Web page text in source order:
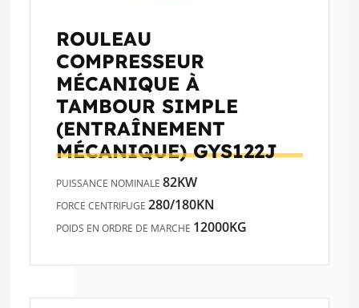
ROULEAU
COMPRESSEUR
MÉCANIQUE À
TAMBOUR SIMPLE
(ENTRAÎNEMENT
MÉCANIQUE)GYS122J
PUISSANCE NOMINALE82KW
FORCE CENTRIFUGE280/180KN
POIDS EN ORDRE DE MARCHE 12000KG